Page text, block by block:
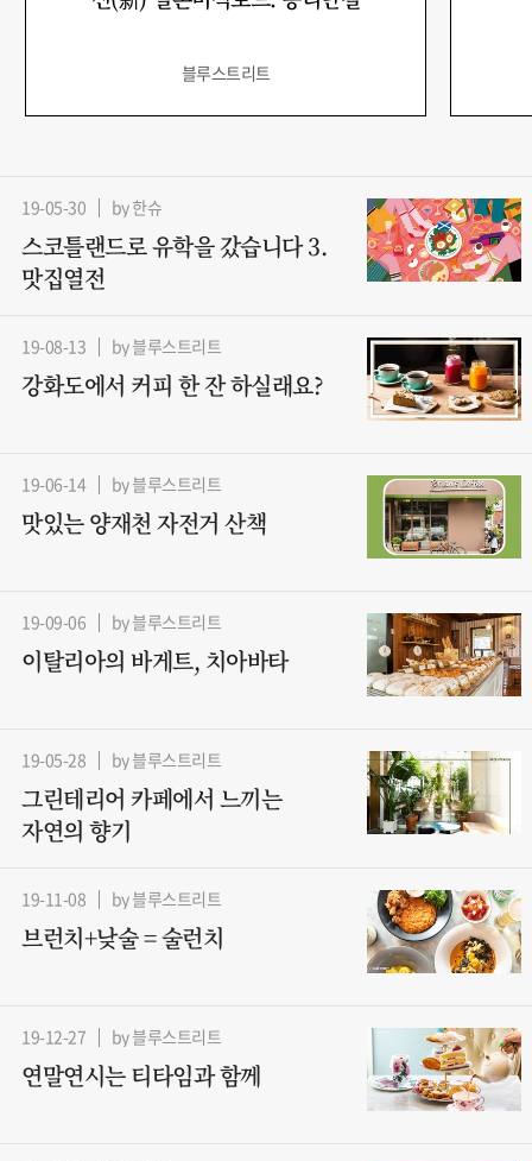
블루스트리트
19-05-30 by 한슈
스코틀랜드로 유학을 갔습니다 3.
맛집열전
19-08-13 by 블루스트리트
강화도에서 커피 한 잔 하실래요?
19-06-14 by 블루스트리트
맛있는 양재천 자전거 산책
19-09-06 by 블루스트리트
이탈리아의 바게트, 치아바타
19-05-28 by 블루스트리트
그린테리어 카페에서 느끼는
자연의 향기
19-11-08 by 블루스트리트
브런치+낮술 = 술런치
19-12-27 by 블루스트리트
연말연시는 티타임과 함께